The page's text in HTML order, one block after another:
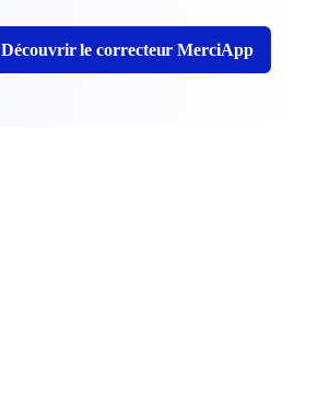
Découvrir le correcteur MerciApp